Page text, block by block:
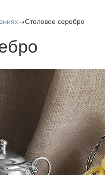
→Столовое серебро